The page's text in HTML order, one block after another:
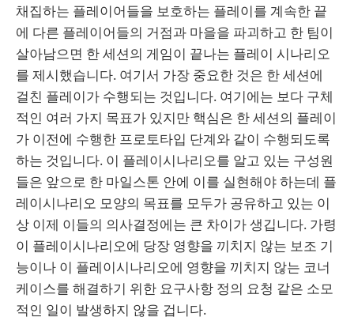
채집하는 플레이어들을 보호하는 플레이를 계속한 끝
에 다른 플레이어들의 거점과 마을을 파괴하고 한 팀이
살아남으면 한 세션의 게임이 끝나는 플레이 시나리오
를 제시했습니다. 여기서 가장 중요한 것은 한 세션에
걸친 플레이가 수행되는 것입니다. 여기에는 보다 구체
적인 여러 가지 목표가 있지만 핵심은 한 세션의 플레이
가 이전에 수행한 프로토타입 단계와 같이 수행되도록
하는 것입니다. 이 플레이시나리오를 알고 있는 구성원
들은 앞으로 한 마일스톤 안에 이를 실현해야 하는데 플
레이시나리오 모양의 목표를 모두가 공유하고 있는 이
상 이제 이들의 의사결정에는 큰 차이가 생깁니다. 가령
이 플레이시나리오에 당장 영향을 끼치지 않는 보조 기
능이나 이 플레이시나리오에 영향을 끼치지 않는 코너
케이스를 해결하기 위한 요구사항 정의 요청 같은 소모
적인 일이 발생하지 않을 겁니다.